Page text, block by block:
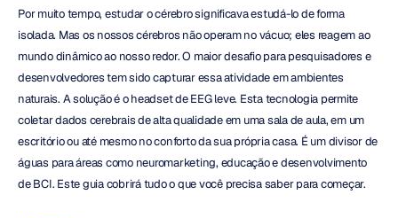
Por muito tempo, estudar o cérebro significava estudá-lo de forma
isolada. Mas os nossos cérebros não operam no vácuo; eles reagem ao
mundo dinâmico ao nosso redor. O maior desafio para pesquisadores e
desenvolvedores tem sido capturar essa atividade em ambientes
naturais. A solução é o headset de EEG leve. Esta tecnologia permite
coletar dados cerebrais de alta qualidade em uma sala de aula, em um
escritório ou até mesmo no conforto da sua própria casa. É um divisor de
águas para áreas como neuromarketing, educação e desenvolvimento
de BCI. Este guia cobrirá tudo o que você precisa saber para começar.